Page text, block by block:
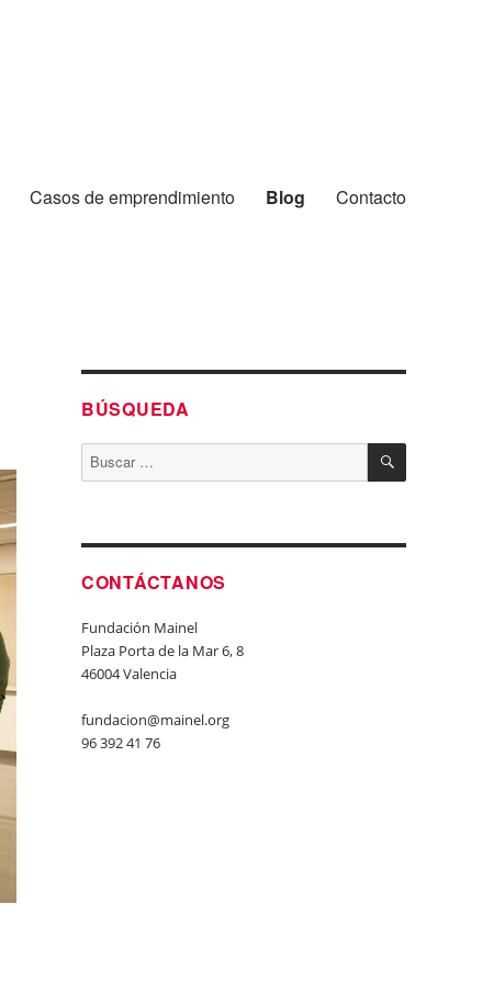
Casos de emprendimiento Blog Contacto
BÚSQUEDA
Buscar
por:
BUSCAR
CONTÁCTANOS
Fundación Mainel
Plaza Porta de la Mar 6, 8
46004 Valencia
fundacion@mainel.org
96 392 41 76